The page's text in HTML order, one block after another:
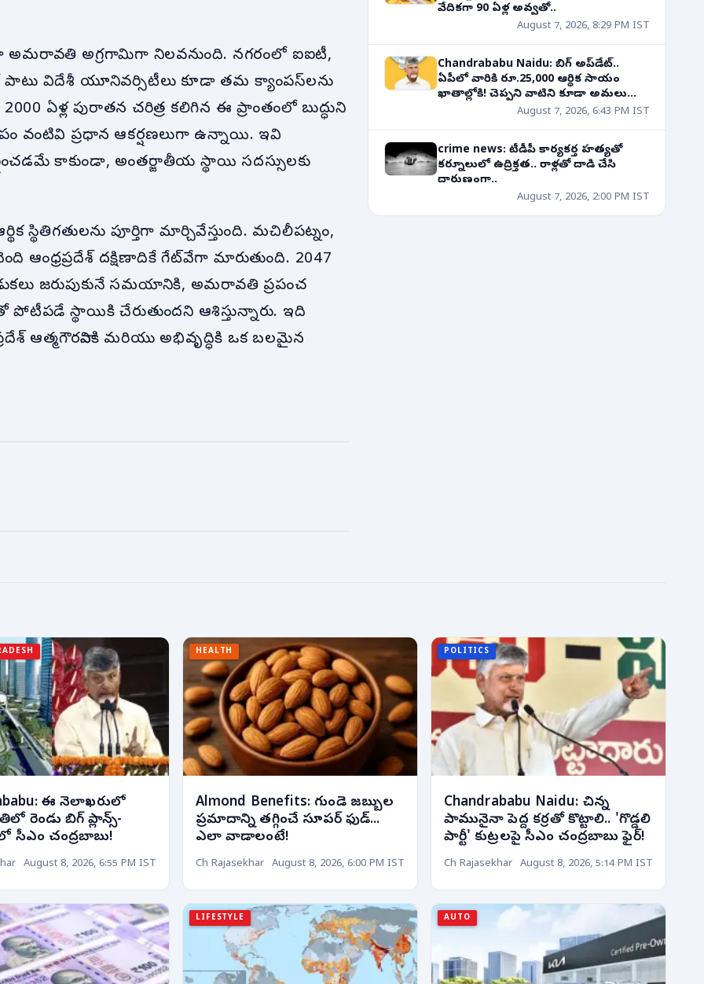
అగ్రగామిగా నిలవనుంది. నగరంలో ఐఐటీ,
పాటు విదేశీ యూనివర్సిటీలు కూడా తమ క్యాంపస్‌లను
ఏళ్ల పురాతన చరిత్ర కలిగిన ఈ ప్రాంతంలో బుద్ధుని
వంటివి ప్రధాన ఆకర్షణలుగా ఉన్నాయి. ఇవి
కాకుండా, అంతర్జాతీయ స్థాయి సదస్సులకు
స్థితిగతులను పూర్తిగా మార్చివేస్తుంది. మచిలీపట్నం,
ఆంధ్రప్రదేశ్ దక్షిణాదికే గేట్‌వేగా మారుతుంది. 2047
జరుపుకునే సమయానికి, అమరావతి ప్రపంచ
స్థాయికి చేరుతుందని ఆశిస్తున్నారు. ఇది
ఆత్మగౌరవానికి మరియు అభివృద్ధికి ఒక బలమైన
వేదికగా 90 ఏళ్ల అవ్వతో..
August 7, 2026, 8:29 PM IST
Chandrababu Naidu: బిగ్ అప్‌డేట్..
ఏపీలో వారికి రూ.25,000 ఆర్థిక సాయం
ఖాతాల్లోకి! చెప్పని వాటిని కూడా అమలు
August 7, 2026, 6:43 PM IST
crime news: టీడీపీ కార్యకర్త హత్యతో
కర్నూలులో ఉద్రిక్తత.. రాళ్లతో దాడి చేసి
దారుణంగా..
August 7, 2026, 2:00 PM IST
ఈ నెలాఖరులో
రెండు బిగ్ ప్లాన్స్-
చంద్రబాబు!
August 8, 2026, 6:55 PM IST
HEALTH
Almond Benefits: గుండె జబ్బుల
ప్రమాదాన్ని తగ్గించే సూపర్ ఫుడ్...
ఎలా వాడాలంటే!
Ch Rajasekhar August 8, 2026, 6:00 PM IST
POLITICS
Chandrababu Naidu: చిన్న
పామునైనా పెద్ద కర్రతో కొట్టాలి.. 'గొడ్డలి
పార్టీ' కుట్రలపై సీఎం చంద్రబాబు ఫైర్!
Ch Rajasekhar August 8, 2026, 5:14 PM IST
LIFESTYLE AUTO